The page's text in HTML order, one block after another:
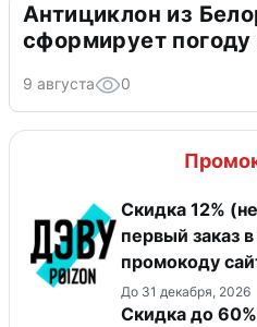
Антициклон из
сформирует погоду
9 августа 0
Скидка 12%
первый заказ
промокоду
До 31 декабря, 2026
Скидка до